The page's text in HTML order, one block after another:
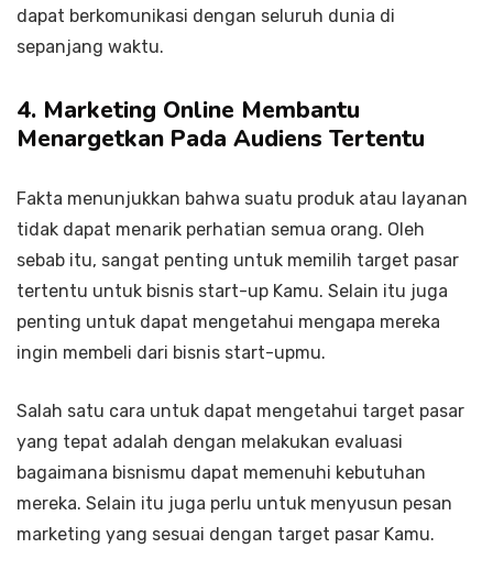
dapat berkomunikasi dengan seluruh dunia di
sepanjang waktu.
4. Marketing Online Membantu
Menargetkan Pada Audiens Tertentu
Fakta menunjukkan bahwa suatu produk atau layanan
tidak dapat menarik perhatian semua orang. Oleh
sebab itu, sangat penting untuk memilih target pasar
tertentu untuk bisnis start-up Kamu. Selain itu juga
penting untuk dapat mengetahui mengapa mereka
ingin membeli dari bisnis start-upmu.
Salah satu cara untuk dapat mengetahui target pasar
yang tepat adalah dengan melakukan evaluasi
bagaimana bisnismu dapat memenuhi kebutuhan
mereka. Selain itu juga perlu untuk menyusun pesan
marketing yang sesuai dengan target pasar Kamu.